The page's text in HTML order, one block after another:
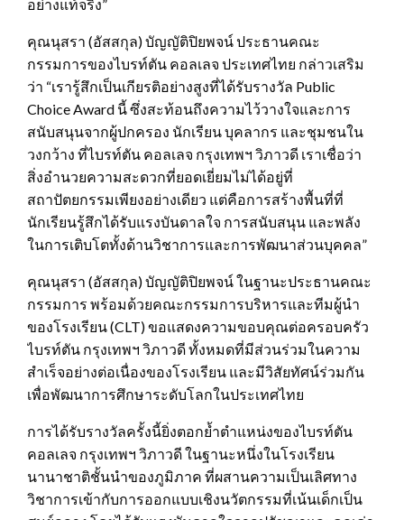
อย่างแท้จริง”
คุณนุสรา (อัสสกุล) บัญญัติปิยพจน์ ประธานคณะ
กรรมการของไบรท์ตัน คอลเลจ ประเทศไทย กล่าวเสริม
ว่า “เรารู้สึกเป็นเกียรติอย่างสูงที่ได้รับรางวัล Public
Choice Award นี้ ซึ่งสะท้อนถึงความไว้วางใจและการ
สนับสนุนจากผู้ปกครอง นักเรียน บุคลากร และชุมชนใน
วงกว้าง ที่ไบรท์ตัน คอลเลจ กรุงเทพฯ วิภาวดี เราเชื่อว่า
สิ่งอำนวยความสะดวกที่ยอดเยี่ยมไม่ได้อยู่ที่
สถาปัตยกรรมเพียงอย่างเดียว แต่คือการสร้างพื้นที่ที่
นักเรียนรู้สึกได้รับแรงบันดาลใจ การสนับสนุน และพลัง
ในการเติบโตทั้งด้านวิชาการและการพัฒนาส่วนบุคคล”
คุณนุสรา (อัสสกุล) บัญญัติปิยพจน์ ในฐานะประธานคณะ
กรรมการ พร้อมด้วยคณะกรรมการบริหารและทีมผู้นำ
ของโรงเรียน (CLT) ขอแสดงความขอบคุณต่อครอบครัว
ไบรท์ตัน กรุงเทพฯ วิภาวดี ทั้งหมดที่มีส่วนร่วมในความ
สำเร็จอย่างต่อเนื่องของโรงเรียน และมีวิสัยทัศน์ร่วมกัน
เพื่อพัฒนาการศึกษาระดับโลกในประเทศไทย
การได้รับรางวัลครั้งนี้ยิ่งตอกย้ำตำแหน่งของไบรท์ตัน
คอลเลจ กรุงเทพฯ วิภาวดี ในฐานะหนึ่งในโรงเรียน
นานาชาติชั้นนำของภูมิภาค ที่ผสานความเป็นเลิศทาง
วิชาการเข้ากับการออกแบบเชิงนวัตกรรมที่เน้นเด็กเป็น